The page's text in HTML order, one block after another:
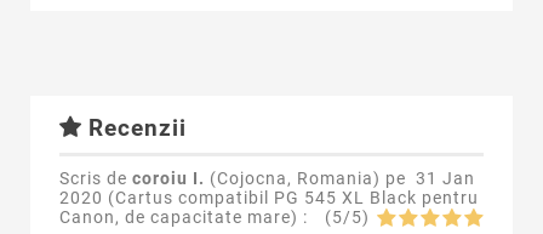
Recenzii
Scris de coroiu I. (Cojocna, Romania) pe 31 Jan
2020 (Cartus compatibil PG 545 XL Black pentru
Canon, de capacitate mare) : (5/5)